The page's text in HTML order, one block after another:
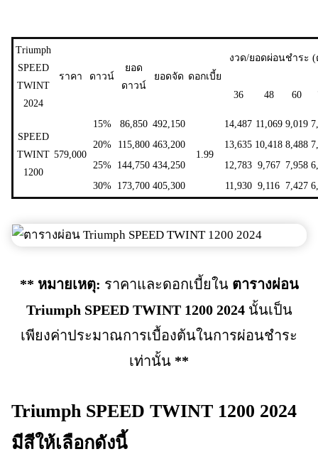
Triumph
SPEED
TWINT
2024
ราคา ดาวน์
ยอด
ดาวน์
ยอดจัด ดอกเบี้ย
งวด/ยอดผ่อนชำระ (
36 48 60
SPEED
TWINT
1200
579,000
15% 86,850 492,150
1.99
14,487 11,069 9,019
20%
115,800 463,200 13,635 10,418 8,488
25%
144,750 434,250 12,783 9,767 7,958
30%
173,700 405,300 11,930 9,116 7,427
** หมายเหตุ: ราคาและดอกเบี้ยใน ตารางผ่อน
Triumph SPEED TWINT 1200 2024นั้นเป็น
เพียงค่าประมาณการเบื้องต้นในการผ่อนชำระ
เท่านั้น **
Triumph SPEED TWINT 1200 2024
มีสีให้เลือกดังนี้